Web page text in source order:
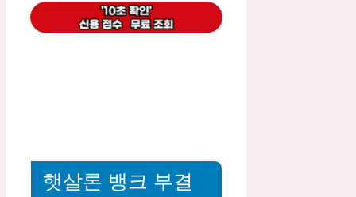
햇살론 뱅크 부결